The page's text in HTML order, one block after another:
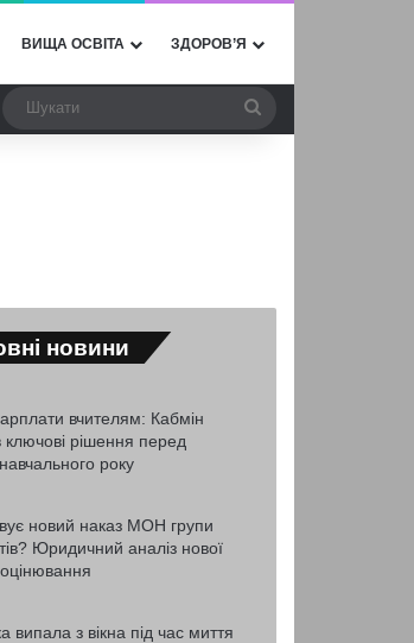
ВИЩА ОСВІТА ЗДОРОВ’Я
стаття
Switch skin
новини
вчителям: Кабмін
ключові рішення перед
року
новий наказ МОН групи
Юридичний аналіз нової
випала з вікна під час миття